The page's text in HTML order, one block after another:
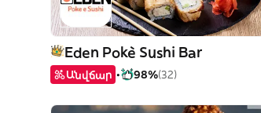
Eden Pokè Sushi Bar
Անվճար 98%(32)